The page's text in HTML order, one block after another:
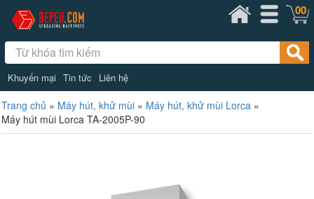
Khuyến mại Tin tức Liên hệ
00
Trang chủ » Máy hút, khử mùi » Máy hút, khử mùi Lorca »
Máy hút mùi Lorca TA-2005P-90